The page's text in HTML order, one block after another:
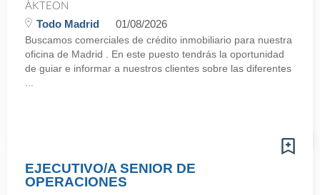
ÀKTEON
Todo Madrid 01/08/2026
Buscamos comerciales de crédito inmobiliario para nuestra
oficina de Madrid . En este puesto tendrás la oportunidad
de guiar e informar a nuestros clientes sobre las diferentes
EJECUTIVO/A SENIOR DE
OPERACIONES